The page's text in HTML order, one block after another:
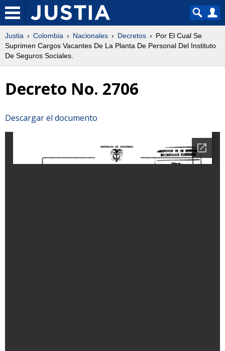
Justia Colombia Nacionales Decretos
Por El Cual Se
Suprimen Cargos Vacantes De La Planta De Personal Del Instituto
De Seguros Sociales.
Decreto No. 2706
Descargar el documento